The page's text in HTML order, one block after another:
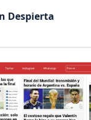
Despierta